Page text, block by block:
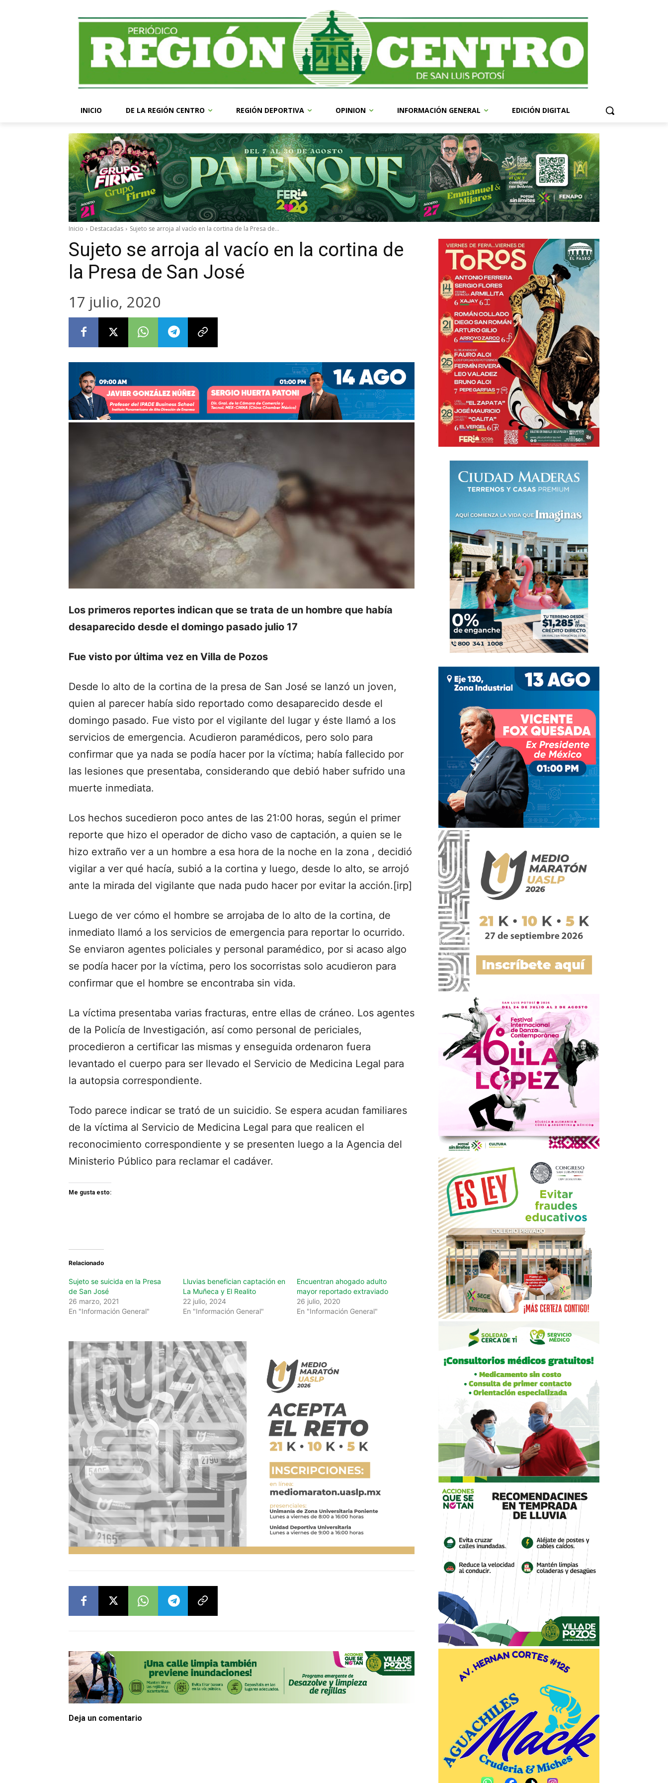
INICIO DE LA REGIÓN CENTRO REGIÓN DEPORTIVA OPINION INFORMACIÓN GENERAL EDICIÓN DIGITAL
Inicio Destacadas Sujeto se arroja al vacío en la cortina de la Presa de...
Sujeto se arroja al vacío en la cortina de
la Presa de San José
17 julio, 2020
Los primeros reportes indican que se trata de un hombre que había
desaparecido desde el domingo pasado julio 17
Fue visto por última vez en Villa de Pozos
Desde lo alto de la cortina de la presa de San José se lanzó un joven,
quien al parecer había sido reportado como desaparecido desde el
domingo pasado. Fue visto por el vigilante del lugar y éste llamó a los
servicios de emergencia. Acudieron paramédicos, pero solo para
confirmar que ya nada se podía hacer por la víctima; había fallecido por
las lesiones que presentaba, considerando que debió haber sufrido una
muerte inmediata.
Los hechos sucedieron poco antes de las 21:00 horas, según el primer
reporte que hizo el operador de dicho vaso de captación, a quien se le
hizo extraño ver a un hombre a esa hora de la noche en la zona , decidió
vigilar a ver qué hacía, subió a la cortina y luego, desde lo alto, se arrojó
ante la mirada del vigilante que nada pudo hacer por evitar la acción.[irp]
Luego de ver cómo el hombre se arrojaba de lo alto de la cortina, de
inmediato llamó a los servicios de emergencia para reportar lo ocurrido.
Se enviaron agentes policiales y personal paramédico, por si acaso algo
se podía hacer por la víctima, pero los socorristas solo acudieron para
confirmar que el hombre se encontraba sin vida.
La víctima presentaba varias fracturas, entre ellas de cráneo. Los agentes
de la Policía de Investigación, así como personal de periciales,
procedieron a certificar las mismas y enseguida ordenaron fuera
levantado el cuerpo para ser llevado el Servicio de Medicina Legal para
la autopsia correspondiente.
Todo parece indicar se trató de un suicidio. Se espera acudan familiares
de la víctima al Servicio de Medicina Legal para que realicen el
reconocimiento correspondiente y se presenten luego a la Agencia del
Ministerio Público para reclamar el cadáver.
Me gusta esto:
Relacionado
Sujeto se suicida en la Presa
de San José
26 marzo, 2021
En "Información General"
Lluvias benefician captación en
La Muñeca y El Realito
22 julio, 2024
En "Información General"
Encuentran ahogado adulto
mayor reportado extraviado
26 julio, 2020
En "Información General"
Deja un comentario